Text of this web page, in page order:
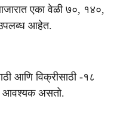
एका वेळी ७०, १४०,
आहेत.
आणि विक्रीसाठी -१८
आवश्यक असतो.